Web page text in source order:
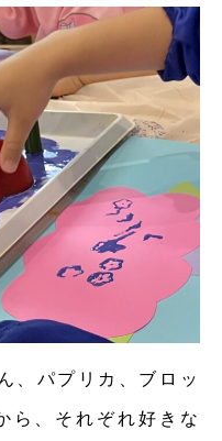
、パプリカ、ブロッ
ら、それぞれ好きな